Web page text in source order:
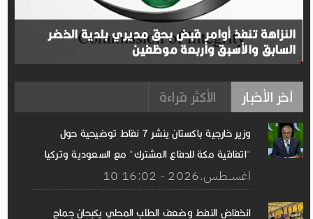
النزاهة تنفذ أوامر قبض بحق مديري بلدية الخضر
السابق والأسبق وأربعة موظفين
آخر الأخبار الأكثر قراءة
وزير خارجية باكستان ينشر 7 نقاط توضيحية حول
"اتفاقية مكة للدفاع المشترك" مع السعودية وتركيا
10 اغســطس.2026 - 16:02
انخفاض النفط وضعف الطلب المحلي يكبحان جماح